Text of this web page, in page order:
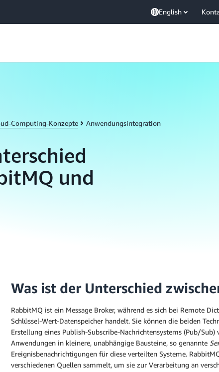
English
Computing-Konzepte Anwendungsintegration
und
Was ist der Unterschied
RabbitMQ ist ein Message Broker, während es sich bei Remote
Schlüssel-Wert-Datenspeicher handelt. Sie können die beiden
Erstellung eines Publish-Subscribe-Nachrichtensystems (Pub/
Anwendungen in kleinere, unabhängige Bausteine, so genannte
Ereignisbenachrichtigungen für diese verteilten Systeme.
verschiedenen Quellen sammelt, um sie zur Verarbeitung an